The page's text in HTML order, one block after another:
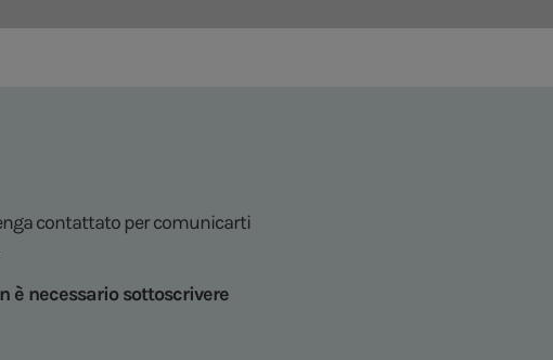
contattato per comunicarti
è necessario sottoscrivere